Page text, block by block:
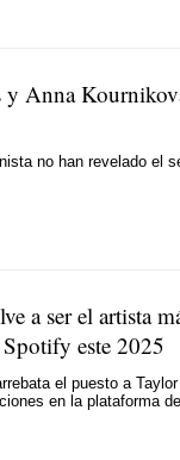
Anna
no han revelado el
a ser el artista
este 2025
el puesto a
en la plataforma